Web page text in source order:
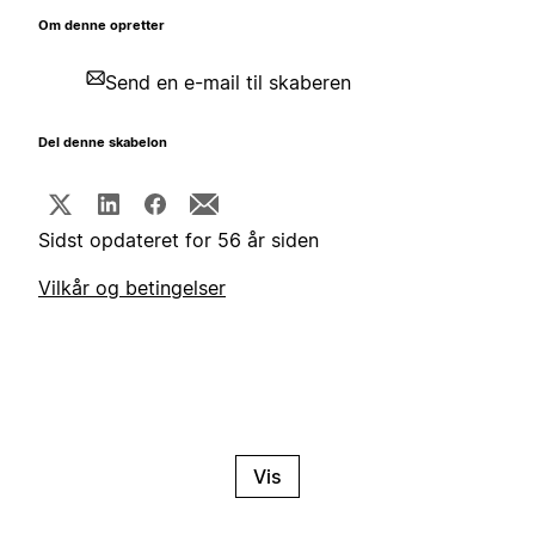
Om denne opretter
Send en e-mail til skaberen
Del denne skabelon
Sidst opdateret for 56 år siden
Vilkår og betingelser
Vis